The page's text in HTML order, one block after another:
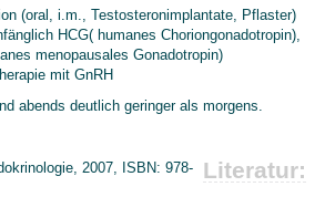
(oral, i.m., Testosteronimplantate, Pflaster)
HCG( humanes Choriongonadotropin),
menopausales Gonadotropin)
mit GnRH
abends deutlich geringer als morgens.
Literatur:
2007, ISBN: 978-